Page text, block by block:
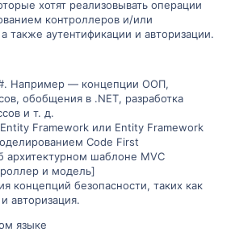
хотят реализовывать операции
контроллеров и/или
также аутентификации и авторизации.
Например — концепции ООП,
обобщения в .NET, разработка
и т. д.
Framework или Entity Framework
Code First
архитектурном шаблоне MVC
и модель]
концепций безопасности, таких как
авторизация.
языке